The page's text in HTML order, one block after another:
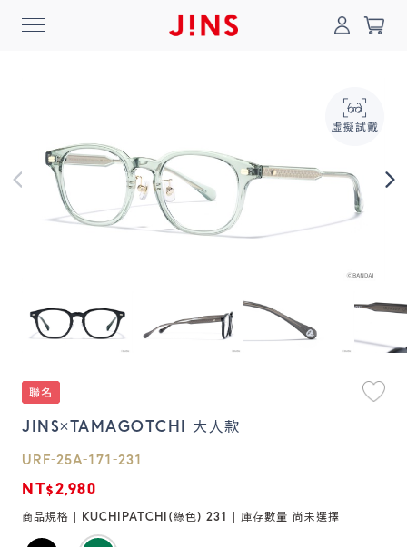
登入/註冊 門市一覽
最新消息
Collection
Online Shop
鏡片說明
Lens
常見問題
0
JINS×TAMAGOTCHI 大人款
URF-25A-171-231
NT$2,980
商品規格 | KUCHIPATCHI(綠色) 231 | 庫存數量 尚未選擇